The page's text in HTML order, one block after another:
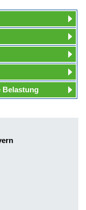
Belastung